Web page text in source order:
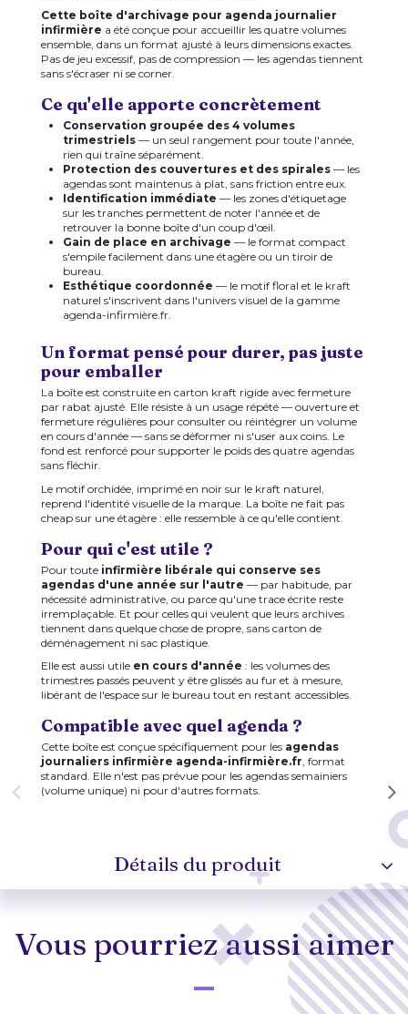
Cette boîte d'archivage pour agenda journalier
infirmière a été conçue pour accueillir les quatre volumes
ensemble, dans un format ajusté à leurs dimensions exactes.
Pas de jeu excessif, pas de compression — les agendas tiennent
sans s'écraser ni se corner.
Ce qu'elle apporte concrètement
Conservation groupée des 4 volumes
trimestriels— un seul rangement pour toute l'année,
rien qui traîne séparément.
Protection des couvertures et des spirales— les
agendas sont maintenus à plat, sans friction entre eux.
Identification immédiate — les zones d'étiquetage
sur les tranches permettent de noter l'année et de
retrouver la bonne boîte d'un coup d'œil.
Gain de place en archivage — le format compact
s'empile facilement dans une étagère ou un tiroir de
bureau.
Esthétique coordonnée — le motif floral et le kraft
naturel s'inscrivent dans l'univers visuel de la gamme
agenda-infirmière.fr.
Un format pensé pour durer, pas juste
pour emballer
La boîte est construite en carton kraft rigide avec fermeture
par rabat ajusté. Elle résiste à un usage répété — ouverture et
fermeture régulières pour consulter ou réintégrer un volume
en cours d'année — sans se déformer ni s'user aux coins. Le
fond est renforcé pour supporter le poids des quatre agendas
sans fléchir.
Le motif orchidée, imprimé en noir sur le kraft naturel,
reprend l'identité visuelle de la marque. La boîte ne fait pas
cheap sur une étagère : elle ressemble à ce qu'elle contient.
Pour qui c'est utile ?
Pour toute infirmière libérale qui conserve ses
agendas d'une année sur l'autre — par habitude, par
nécessité administrative, ou parce qu'une trace écrite reste
irremplaçable. Et pour celles qui veulent que leurs archives
tiennent dans quelque chose de propre, sans carton de
déménagement ni sac plastique.
Elle est aussi utile en cours d'année : les volumes des
trimestres passés peuvent y être glissés au fur et à mesure,
libérant de l'espace sur le bureau tout en restant accessibles.
Compatible avec quel agenda ?
Cette boîte est conçue spécifiquement pour les agendas
journaliers infirmière agenda-infirmière.fr, format
standard. Elle n'est pas prévue pour les agendas semainiers
(volume unique) ni pour d'autres formats.
Détails du produit
Vous pourriez aussi aimer